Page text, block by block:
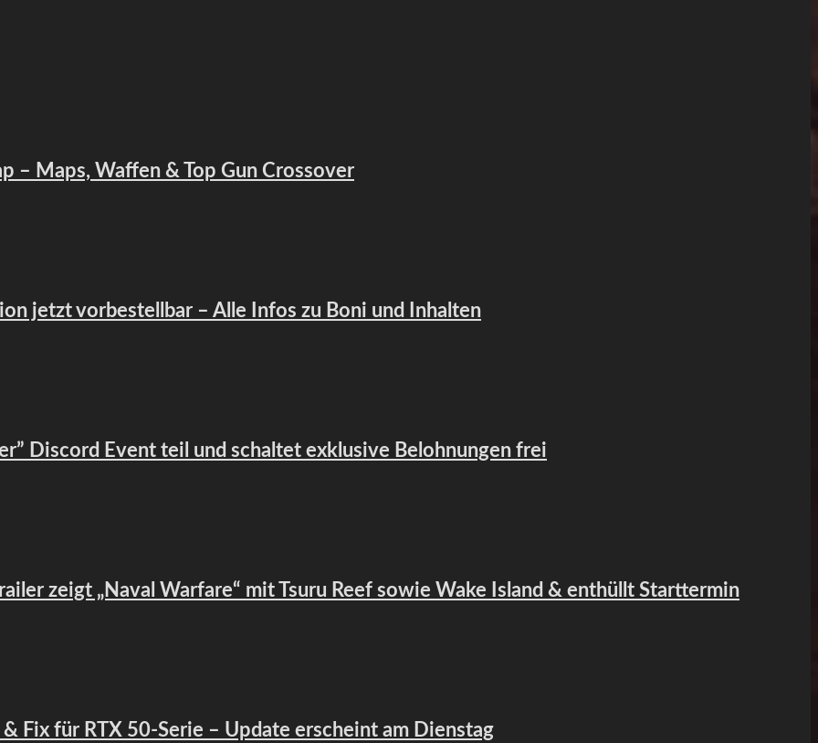
– Maps, Waffen & Top Gun Crossover
jetzt vorbestellbar – Alle Infos zu Boni und Inhalten
Discord Event teil und schaltet exklusive Belohnungen frei
zeigt „Naval Warfare“ mit Tsuru Reef sowie Wake Island & enthüllt Starttermin
Fix für RTX 50-Serie – Update erscheint am Dienstag